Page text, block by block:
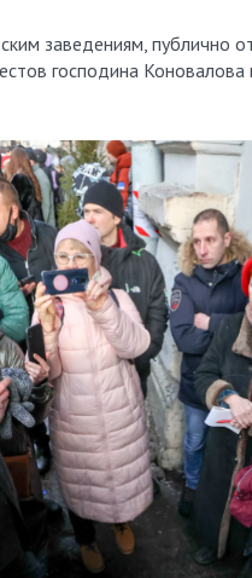
заведениям, публично
господина